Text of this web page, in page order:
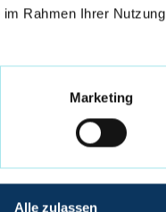
Rahmen Ihrer Nutzung
Marketing
Alle zulassen